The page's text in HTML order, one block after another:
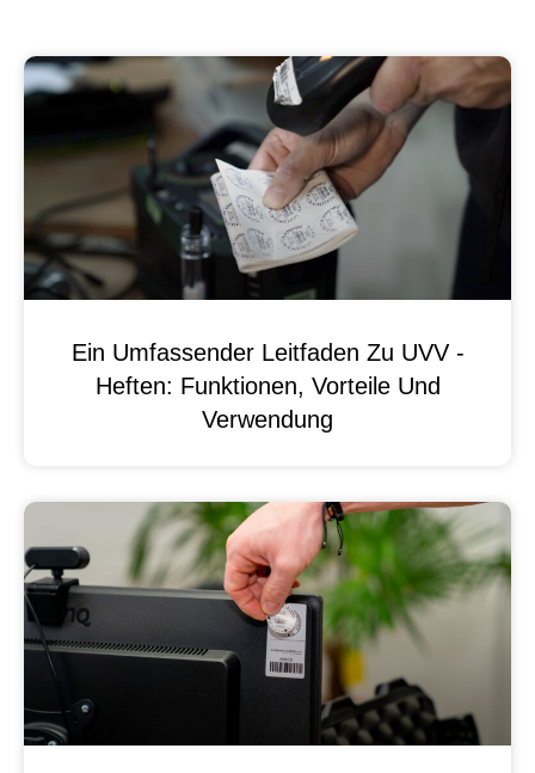
Ein Umfassender Leitfaden Zu UVV -
Heften: Funktionen, Vorteile Und
Verwendung